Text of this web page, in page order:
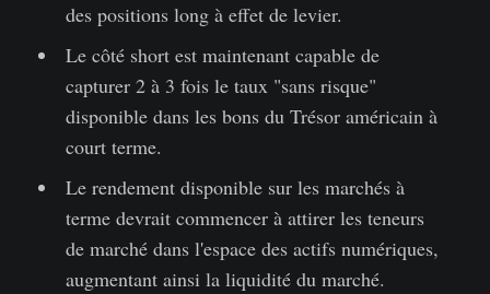
des positions long à effet de levier.
Le côté short est maintenant capable de
capturer 2 à 3 fois le taux "sans risque"
disponible dans les bons du Trésor américain à
court terme.
Le rendement disponible sur les marchés à
terme devrait commencer à attirer les teneurs
de marché dans l'espace des actifs numériques,
augmentant ainsi la liquidité du marché.